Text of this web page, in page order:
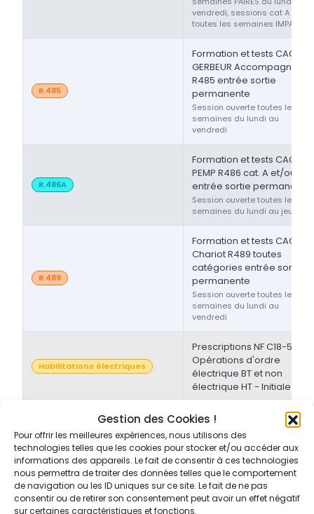
Gestion des Cookies !
Pour offrir les meilleures expériences, nous utilisons des
technologies telles que les cookies pour stocker et/ou accéder aux
informations des appareils. Le fait de consentir à ces technologies
nous permettra de traiter des données telles que le comportement
de navigation ou les ID uniques sur ce site. Le fait de ne pas
consentir ou de retirer son consentement peut avoir un effet négatif
sur certaines caractéristiques et fonctions.
vendredi, sessions cat A ou F
toutes les semaines IMPAIRES
R.485
Formation et tests CACES®
GERBEUR Accompagnant
R485 entrée sortie
permanente
Session ouverte toutes les
semaines du lundi au
vendredi
R.486A
Formation et tests CACES®
PEMP R486 cat. A et/ou B
entrée sortie permanente
Session ouverte toutes les
semaines du lundi au jeudi
R.489
Formation et tests CACES®
Chariot R489 toutes
catégories entrée sortie
permanente
Session ouverte toutes les
semaines du lundi au
vendredi
Habilitations électriques
Prescriptions NF C18-510 -
Opérations d'ordre
électrique BT et non
électrique HT - Initiale
Habilitations électriques
Prescriptions NF C18-510 -
Opérations d'ordre non-
électrique BT et/ou HT -
Initiale/Recyclage
Prescriptions NF C18-510 -
Opérations d'ordre non-